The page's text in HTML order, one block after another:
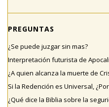
PREGUNTAS
¿Se puede juzgar sin mas?
Interpretación futurista de
¿A quien alcanza la muerte de
Si la Redención es Universal,
¿Qué dice la Biblia sobre la